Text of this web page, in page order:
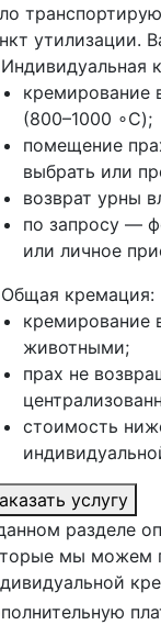
утилизации.
кремирование
(800–1000 ∘C);
помещение
выбрать или
возврат урны
по запросу —
или личное
кремация:
кремирование
животными;
прах не
стоимость
услугу
разделе
мы можем